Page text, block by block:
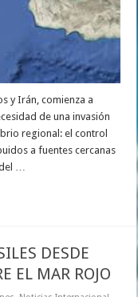
y Irán, comienza a
de una invasión
regional: el control
a fuentes cercanas
del …
DESDE
EL MAR ROJO